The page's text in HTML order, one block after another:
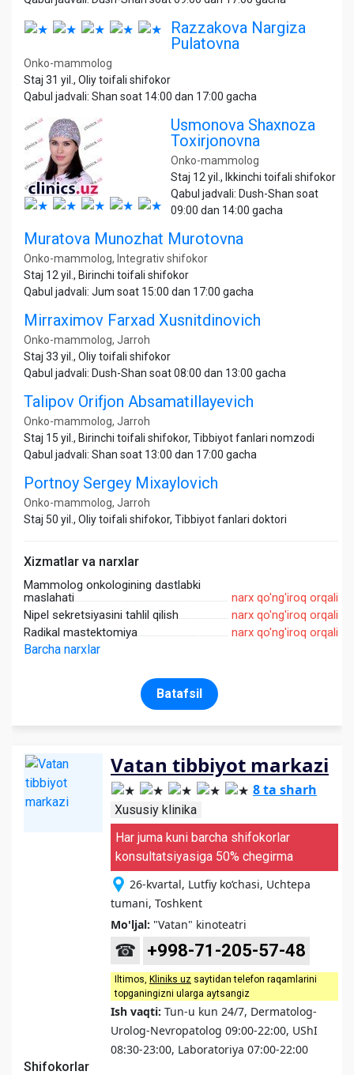
Razzakova Nargiza
Pulatovna
Onko-mammolog
Staj 31 yil., Oliy toifali shifokor
Qabul jadvali: Shan soat 14:00 dan 17:00 gacha
Usmonova Shaxnoza
Toxirjonovna
Onko-mammolog
Staj 12 yil., Ikkinchi toifali shifokor
Qabul jadvali: Dush-Shan soat
09:00 dan 14:00 gacha
Muratova Munozhat Murotovna
Onko-mammolog, Integrativ shifokor
Staj 12 yil., Birinchi toifali shifokor
Qabul jadvali: Jum soat 15:00 dan 17:00 gacha
Mirraximov Farxad Xusnitdinovich
Onko-mammolog, Jarroh
Staj 33 yil., Oliy toifali shifokor
Qabul jadvali: Dush-Shan soat 08:00 dan 13:00 gacha
Talipov Orifjon Absamatillayevich
Onko-mammolog, Jarroh
Staj 15 yil., Birinchi toifali shifokor, Tibbiyot fanlari nomzodi
Qabul jadvali: Shan soat 13:00 dan 17:00 gacha
Portnoy Sergey Mixaylovich
Onko-mammolog, Jarroh
Staj 50 yil., Oliy toifali shifokor, Tibbiyot fanlari doktori
Xizmatlar va narxlar
Mammolog onkologining dastlabki
maslahati
narx qo'ng'iroq orqali
Nipel sekretsiyasini tahlil qilish
narx qo'ng'iroq orqali
Radikal mastektomiya
narx qo'ng'iroq orqali
Barcha narxlar
Batafsil
Vatan tibbiyot markazi
8 ta sharh
Xususiy klinika
Har juma kuni barcha shifokorlar
konsultatsiyasiga 50% chegirma
26-kvartal, Lutfiy ko‘chasi, Uchtepa
tumani, Toshkent
Mo'ljal: "Vatan" kinoteatri
☎ +998-71-205-57-48
Iltimos, Kliniks uz saytidan telefon raqamlarini
topganingizni ularga aytsangiz
Ish vaqti: Tun-u kun 24/7, Dermatolog-
Urolog-Nevropatolog 09:00-22:00, UShI
08:30-23:00, Laboratoriya 07:00-22:00
Shifokorlar